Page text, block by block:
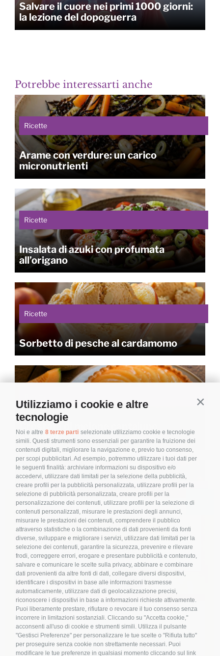
Utilizziamo i cookie e altre
tecnologie
Noi e altre 8 terze parti selezionate utilizziamo cookie e tecnologie
simili. Questi strumenti sono essenziali per garantire la fruizione dei
contenuti digitali, migliorare la navigazione e, previo tuo consenso,
per scopi pubblicitari. Ad esempio, potremmo utilizzare i tuoi dati per
le seguenti finalità: archiviare informazioni su dispositivo e/o
accedervi, utilizzare dati limitati per la selezione della pubblicità,
creare profili per la pubblicità personalizzata, utilizzare profili per la
selezione di pubblicità personalizzata, creare profili per la
personalizzazione dei contenuti, utilizzare profili per la selezione di
contenuti personalizzati, misurare le prestazioni degli annunci,
misurare le prestazioni dei contenuti, comprendere il pubblico
attraverso statistiche o la combinazione di dati provenienti da fonti
diverse, sviluppare e migliorare i servizi, utilizzare dati limitati per la
selezione dei contenuti, garantire la sicurezza, prevenire e rilevare
frodi, correggere errori, erogare e presentare pubblicità e contenuto,
salvare e comunicare le scelte sulla privacy, abbinare e combinare
dati provenienti da altre fonti di dati, collegare diversi dispositivi,
identificare i dispositivi in base alle informazioni trasmesse
automaticamente, utilizzare dati di geolocalizzazione precisi,
riconoscere i dispositivi in base a informazioni richieste attivamente.
Puoi liberamente prestare, rifiutare o revocare il tuo consenso senza
incorrere in limitazioni sostanziali. Cliccando su "Accetta cookie,"
acconsenti all'uso di cookie e strumenti simili. Utilizza il pulsante
"Gestisci Preferenze" per personalizzare le tue scelte o "Rifiuta tutto"
per proseguire senza cookie non strettamente necessari. Puoi
modificare le tue preferenze in qualsiasi momento cliccando sul link
Salvare il cuore nei primi 1000 giorni:
la lezione del dopoguerra
Potrebbe interessarti anche
Ricette
Arame con verdure: un carico
micronutrienti
Ricette
Insalata di azuki con profumata
all’origano
Ricette
Sorbetto di pesche al cardamomo
Crostata di melone cantalupo
agrumato
Ricette
Albicocche marinate in gelatina
Ricette
Lo tzatziki: dalla Grecia una ricetta
dalle origini remote
Nome *